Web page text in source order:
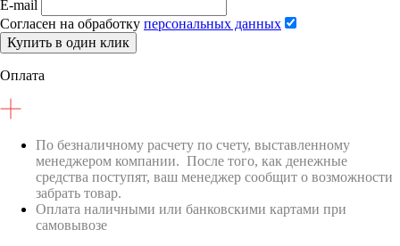
E-mail
Согласен на обработку персональных данных
Купить в один клик
Оплата
По безналичному расчету по счету, выставленному
менеджером компании. После того, как денежные
средства поступят, ваш менеджер сообщит о возможности
забрать товар.
Оплата наличными или банковскими картами при
самовывозе